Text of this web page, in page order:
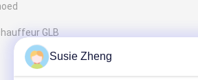
GLB
Susie Zheng